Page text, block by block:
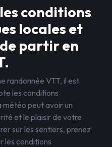
conditions
locales et
partir en
randonnée VTT, il est
les conditions
peut avoir un
et le plaisir de votre
sur les sentiers, prenez
les conditions